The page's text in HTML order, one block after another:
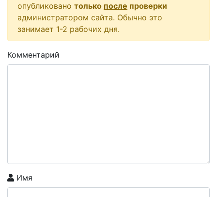
опубликовано только после проверки
администратором сайта. Обычно это
занимает 1-2 рабочих дня.
Комментарий
Имя